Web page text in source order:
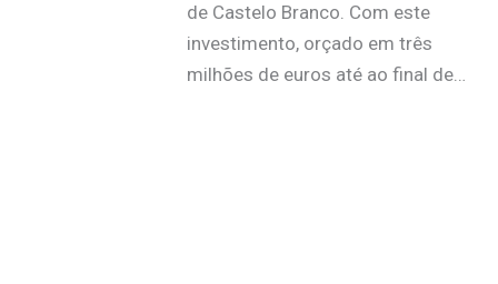
de Castelo Branco. Com este
investimento, orçado em três
milhões de euros até ao final de…